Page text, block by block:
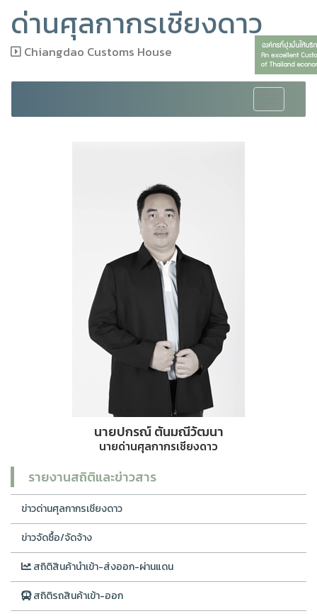
ด่านศุลกากรเชียงดาว
Chiangdao Customs House
navigation
นายปกรณ์ ตันมณีวัฒนา
นายด่านศุลกากรเชียงดาว
รายงานสถิติและข่าวสาร
ข่าวด่านศุลกากรเชียงดาว
ข่าวจัดซื้อ/จัดจ้าง
สถิติสินค้านำเข้า-ส่งออก-ผ่านแดน
สถิติรถสินค้าเข้า-ออก